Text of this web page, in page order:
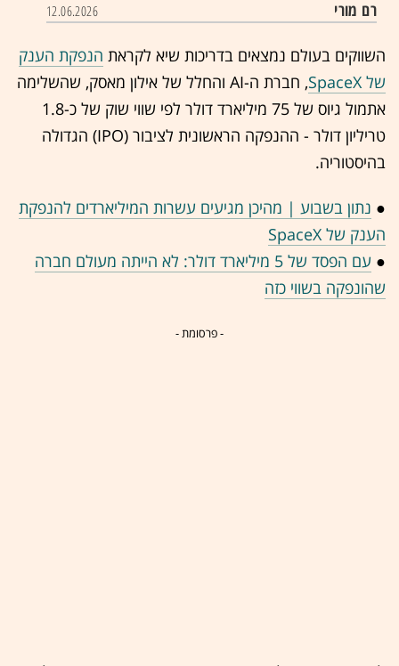
רם מורי 12.06.2026
השווקים בעולם נמצאים בדריכות שיא לקראת הנפקת הענק
של SpaceX
, חברת ה-AI והחלל של אילון מאסק, שהשלימה
אתמול גיוס של 75 מיליארד דולר לפי שווי שוק של כ-1.8
טריליון דולר - ההנפקה הראשונית לציבור (IPO) הגדולה
בהיסטוריה.
● נתון בשבוע | מהיכן מגיעים עשרות המיליארדים להנפקת
הענק של SpaceX
●
עם הפסד של 5 מיליארד דולר: לא הייתה מעולם חברה
שהונפקה בשווי כזה
- פרסומת -